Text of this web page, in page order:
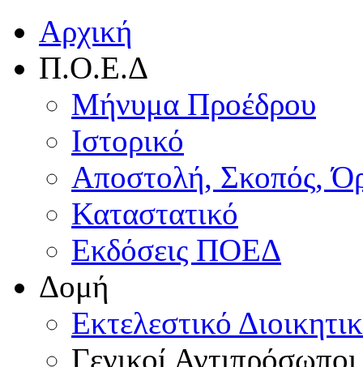
Αρχική
Π.Ο.Ε.Δ
Μήνυμα Προέδρου
Ιστορικό
Αποστολή, Σκοπός,
Καταστατικό
Εκδόσεις ΠΟΕΔ
Δομή
Εκτελεστικό
Γενικοί Αντιπρόσωποι